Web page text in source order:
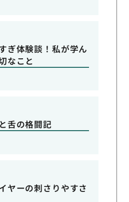
ぎ体験談！私が学ん
なこと
舌の格闘記
ヤーの刺さりやすさ